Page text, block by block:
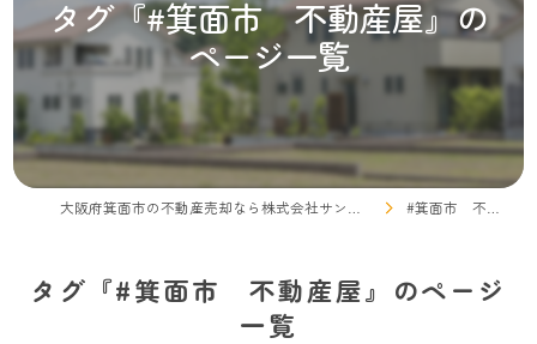
タグ『#箕面市 不動産屋』の
ページ一覧
#箕面市 不動産屋
タグ『#箕面市 不動産屋』のページ
一覧